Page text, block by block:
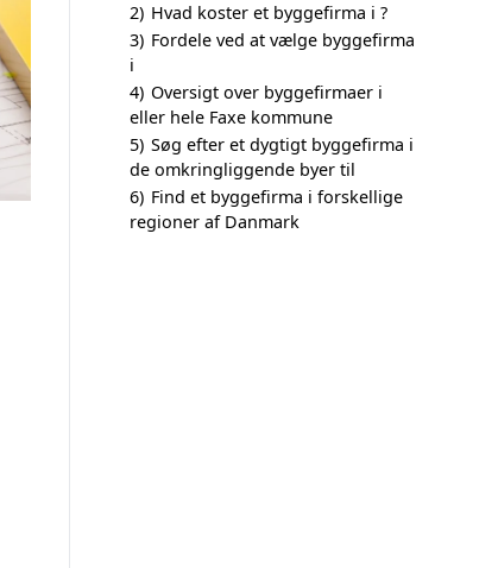
2) Hvad koster et byggefirma i ?
3) Fordele ved at vælge byggefirma
i
4) Oversigt over byggefirmaer i
eller hele Faxe kommune
5) Søg efter et dygtigt byggefirma i
de omkringliggende byer til
6) Find et byggefirma i forskellige
regioner af Danmark